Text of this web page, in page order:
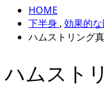
HOME
下半身 , 効果的
ハムストリング
ハムスト